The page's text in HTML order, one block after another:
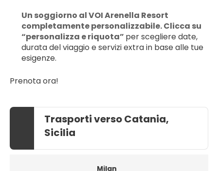
Un soggiorno al VOI Arenella Resort
completamente personalizzabile. Clicca su
“personalizza e riquota” per scegliere date,
durata del viaggio e servizi extra in base alle tue
esigenze.
Prenota ora!
Trasporti verso Catania,
Sicilia
Milan